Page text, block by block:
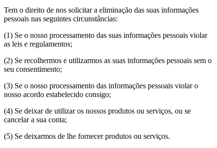
Tem o direito de nos solicitar a eliminação das suas informações
pessoais nas seguintes circunstâncias:
(1) Se o nosso processamento das suas informações pessoais violar
as leis e regulamentos;
(2) Se recolhermos e utilizarmos as suas informações pessoais sem o
seu consentimento;
(3) Se o nosso processamento das informações pessoais violar o
nosso acordo estabelecido consigo;
(4) Se deixar de utilizar os nossos produtos ou serviços, ou se
cancelar a sua conta;
(5) Se deixarmos de lhe fornecer produtos ou serviços.